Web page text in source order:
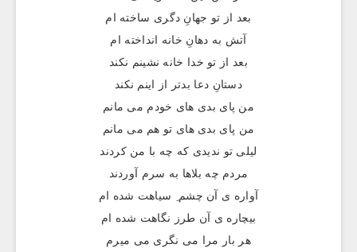
بعد از تو جهانِ دگری ساخته ام
آتش به دهانِ خانه انداخته ام
بعد از تو خدا خانه نشینم نکند
دستانِ دعا بدتر از اینم نکند
من پای بدی های خودم می مانم
من پای بدی های تو هم می مانم
لیلی تو ندیدی که چه با من کردند
مردم چه بلاها به سرم آوردند
آواره ی آن چشم ِ سیاهت شده ام
بیچاره ی آن طرز نگاهت شده ام
هر بار مرا می نگری می میرم